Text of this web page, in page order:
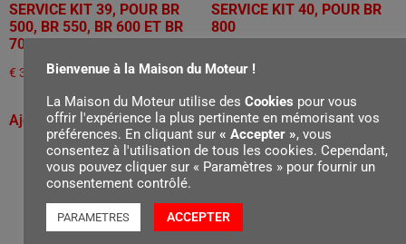
SERVICE KIT 39, POUR BR
500, BR 550, BR 600 ET BR
700
€ 30,60
Ajouter au panier
SERVICE KIT 40, POUR BR
800
Ajouter au panier
Bienvenue à la Maison du Moteur !
La Maison du Moteur utilise des Cookies pour vous
offrir l'expérience la plus pertinente en mémorisant vos
préférences. En cliquant sur « Accepter », vous
consentez à l'utilisation de tous les cookies. Cependant,
vous pouvez cliquer sur « Paramètres » pour fournir un
consentement contrôlé.
PARAMETRES ACCEPTER